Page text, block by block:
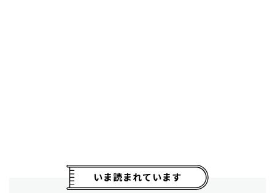
いま読まれています